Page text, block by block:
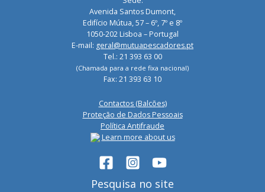
Avenida Santos Dumont,
Edifício Mútua, 57 – 6º, 7º e 8º
1050-202 Lisboa – Portugal
E-mail: geral@mutuapescadores.pt
Tel.: 21 393 63 00
(Chamada para a rede fixa nacional)
Fax: 21 393 63 10
Contactos (Balcões)
Proteção de Dados Pessoais
Política Antifraude
Learn more about us
Pesquisa no site